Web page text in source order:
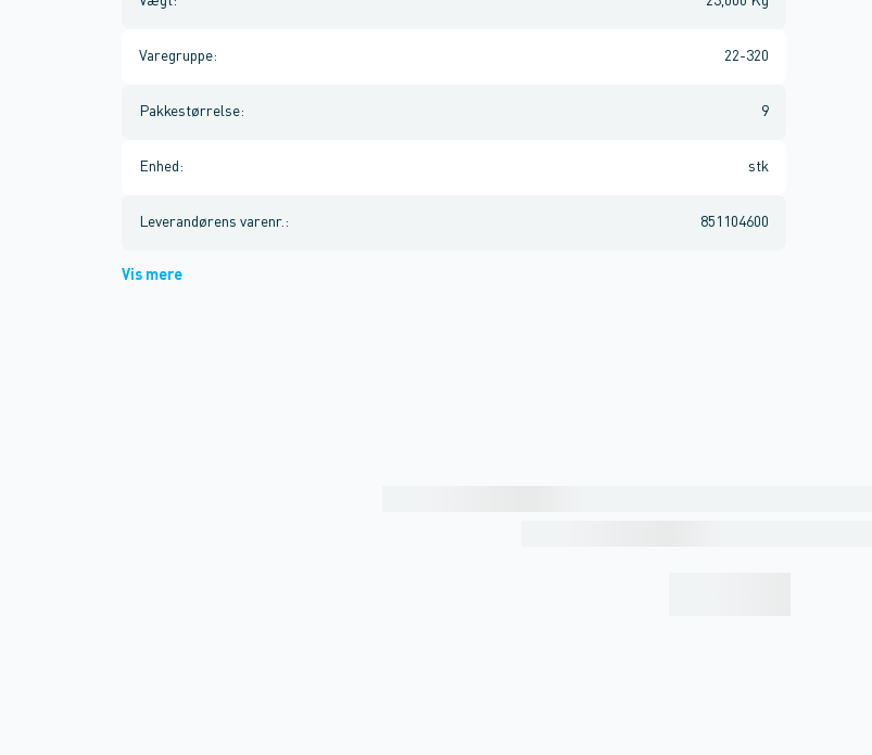
Varegruppe: 22-320
Pakkestørrelse: 9
Enhed : stk
Leverandørens varenr. : 851104600
Vis mere